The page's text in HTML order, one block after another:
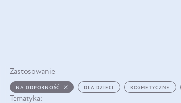
Zastosowanie:
NA ODPORNOŚĆ DLA DZIECI KOSMETYCZNE
Tematyka: